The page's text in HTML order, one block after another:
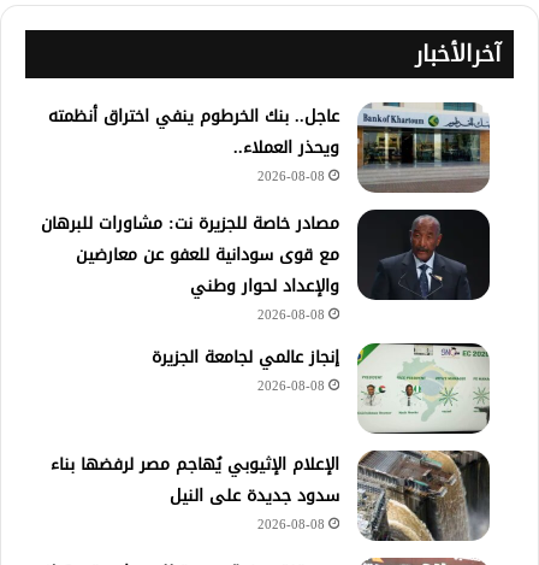
آخرالأخبار
عاجل.. بنك الخرطوم ينفي اختراق أنظمته
ويحذر العملاء..
2026-08-08
مصادر خاصة للجزيرة نت: مشاورات للبرهان
مع قوى سودانية للعفو عن معارضين
والإعداد لحوار وطني
2026-08-08
إنجاز عالمي لجامعة الجزيرة
2026-08-08
الإعلام الإثيوبي يُهاجم مصر لرفضها بناء
سدود جديدة على النيل
2026-08-08